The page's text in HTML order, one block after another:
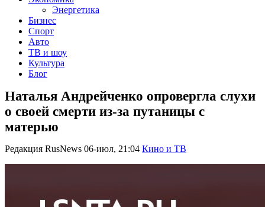
Энергетика
Бизнес
Спорт
Авто
ТВ и шоу
Культура
Блог
Наталья Андрейченко опровергла слухи
о своей смерти из-за путаницы с
матерью
Редакция RusNews 06-июл, 21:04 Кино и ТВ